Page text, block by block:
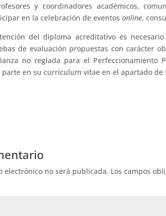
y coordinadores académicos,
en la celebración de eventosonline,
del diploma acreditativo es
de evaluación propuestas con carácter
no reglada para el Perfeccionamiento
en su currículum vitae en el apartado
electrónico no será publicada. Los campos